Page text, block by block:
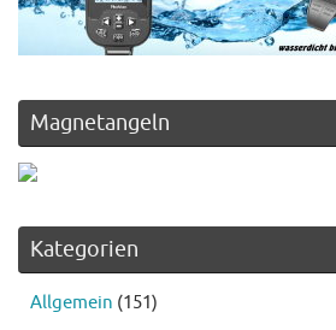
Magnetangeln
Kategorien
Allgemein (151)